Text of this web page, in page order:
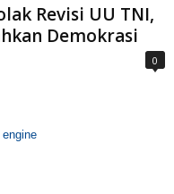
Revisi UU TNI,
Demokrasi
0